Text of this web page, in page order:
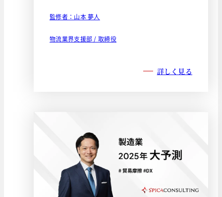
監修者：山本 夢人
物流業界支援部 / 取締役
詳しく見る